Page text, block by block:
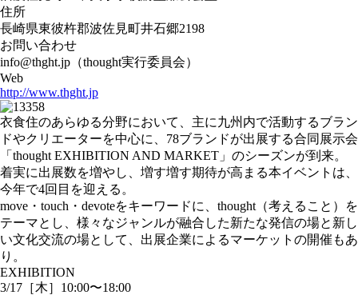
住所
長崎県東彼杵郡波佐見町井石郷2198
お問い合わせ
info@thght.jp（thought実行委員会）
Web
http://www.thght.jp
衣食住のあらゆる分野において、主に九州内で活動するブラン
ドやクリエーターを中心に、78ブランドが出展する合同展示会
「thought EXHIBITION AND MARKET」のシーズンが到来。
着実に出展数を増やし、増す増す期待が高まる本イベントは、
今年で4回目を迎える。
move・touch・devoteをキーワードに、thought（考えること）を
テーマとし、様々なジャンルが融合した新たな発信の場と新し
い文化交流の場として、出展企業によるマーケットの開催もあ
り。
EXHIBITION
3/17［木］10:00〜18:00